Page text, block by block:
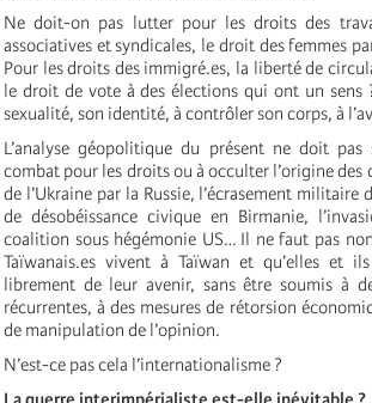
Ne doit-on pas lutter pour les droits des
associatives et syndicales, le droit des femmes
Pour les droits des immigré.es, la liberté de
le droit de vote à des élections qui ont un sens
sexualité, son identité, à contrôler son corps, à
L’analyse géopolitique du présent ne doit
combat pour les droits ou à occulter l’origine des
de l’Ukraine par la Russie, l’écrasement militaire
de désobéissance civique en Birmanie,
coalition sous hégémonie US… Il ne faut pas
Taïwanais.es vivent à Taïwan et qu’elles et
librement de leur avenir, sans être soumis à
récurrentes, à des mesures de rétorsion
de manipulation de l’opinion.
N’est-ce pas cela l’internationalisme ?